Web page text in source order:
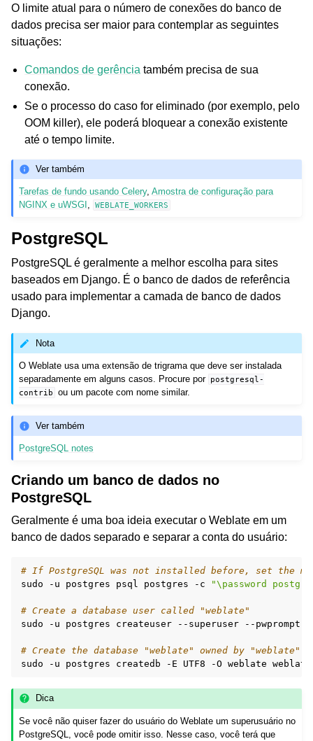
O limite atual para o número de conexões do banco de
dados precisa ser maior para contemplar as seguintes
situações:
Comandos de gerência também precisa de sua
conexão.
Se o processo do caso for eliminado (por exemplo, pelo
OOM killer), ele poderá bloquear a conexão existente
até o tempo limite.
Ver também
Tarefas de fundo usando Celery,Amostra de configuração para
NGINX e uWSGI , WEBLATE_WORKERS
PostgreSQL
PostgreSQL é geralmente a melhor escolha para sites
baseados em Django. É o banco de dados de referência
usado para implementar a camada de banco de dados
Django.
Nota
O Weblate usa uma extensão de trigrama que deve ser instalada
separadamente em alguns casos. Procure por postgresql-
contrib
ou um pacote com nome similar.
Ver também
PostgreSQL notes
Criando um banco de dados no
PostgreSQL
Geralmente é uma boa ideia executar o Weblate em um
banco de dados separado e separar a conta do usuário:
# If PostgreSQL was not installed before, set the
sudo
-u postgres psql postgres -c "\password
# Create a database user called "weblate"
sudo
-u postgres createuser --superuser --pwprompt
# Create the database "weblate" owned by "weblate"
sudo
-u postgres createdb -E UTF8 -O weblate
Dica
Se você não quiser fazer do usuário do Weblate um superusuário no
PostgreSQL, você pode omitir isso. Nesse caso, você terá que